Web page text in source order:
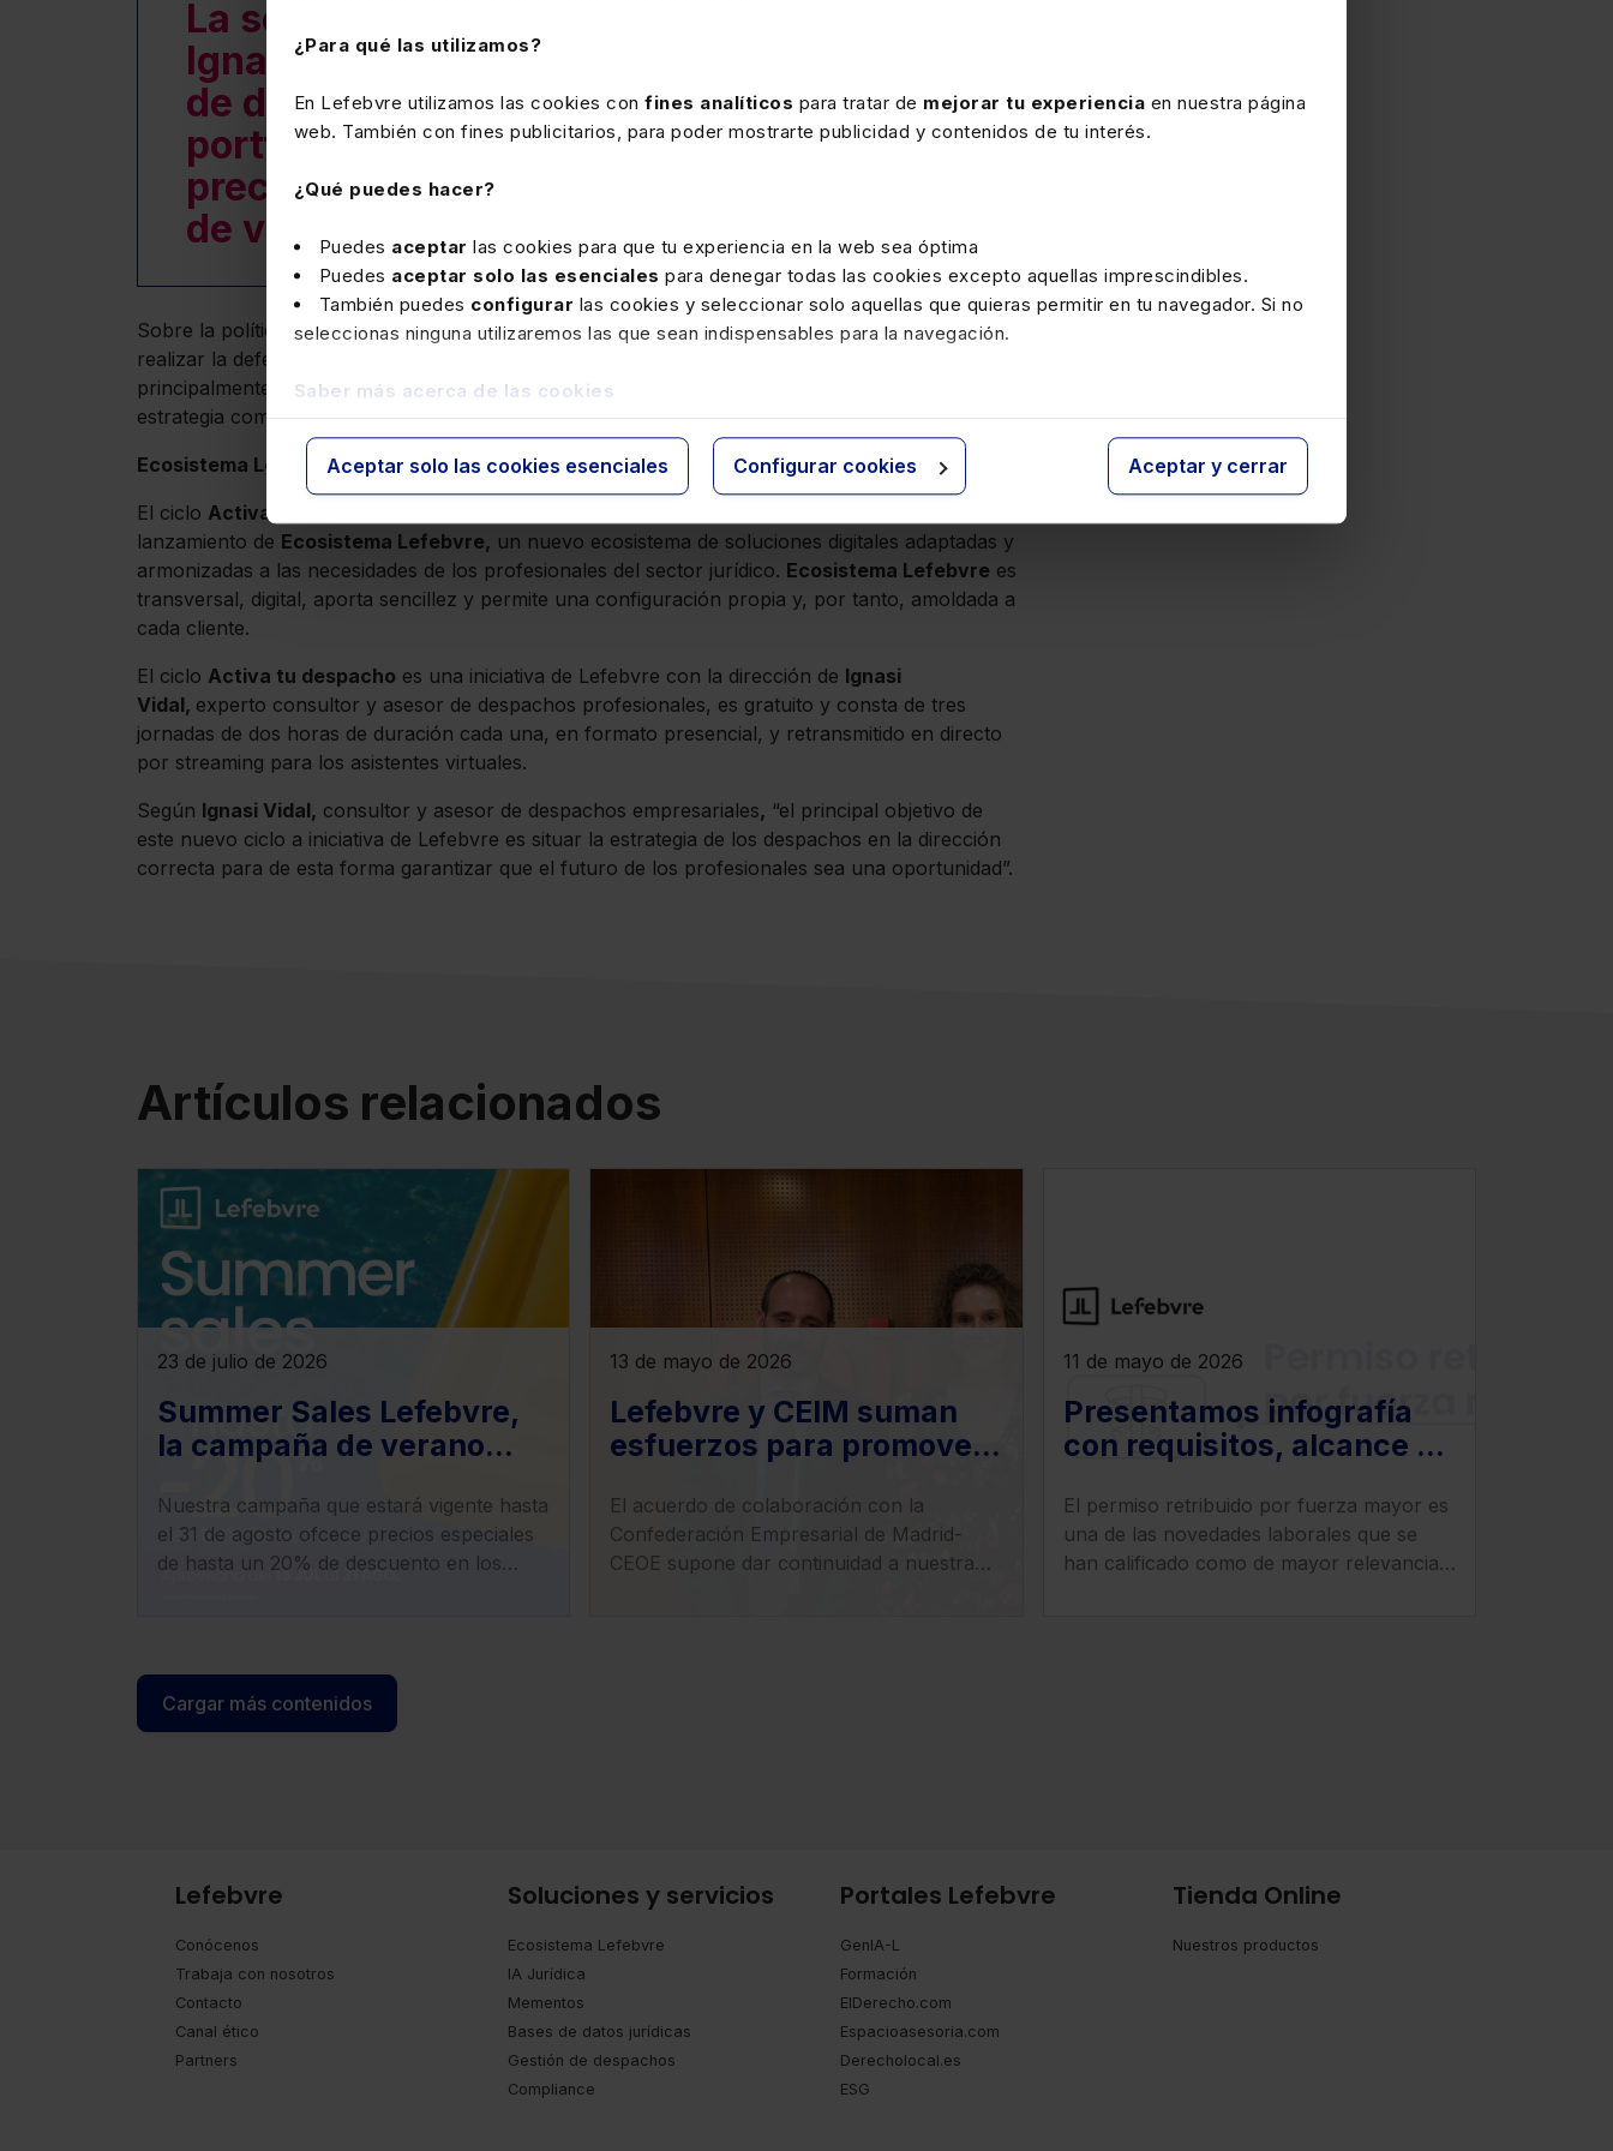
¿Para qué las utilizamos?
En Lefebvre utilizamos las cookies con fines analíticos para tratar de mejorar tu experiencia en nuestra página
web. También con fines publicitarios, para poder mostrarte publicidad y contenidos de tu interés.
¿Qué puedes hacer?
Puedes aceptar las cookies para que tu experiencia en la web sea óptima
Puedes aceptar solo las esenciales para denegar todas las cookies excepto aquellas imprescindibles.
También puedes configurar las cookies y seleccionar solo aquellas que quieras permitir en tu navegador. Si no
seleccionas ninguna utilizaremos las que sean indispensables para la navegación.
Saber más acerca de las cookies
Aceptar solo las cookies esenciales Configurar cookies Aceptar y cerrar
La segunda sesión del ciclo que dirige
Ignasi Vidal, experto consultor y asesor
de despachos profesionales se titula «El
portfolio de servicios y la política de
precios, nuevas dimensiones de creación
de valor en el Despacho».
Sobre la política de precios, los expertos explicarán las políticas de pricing, como se puede
realizar la defensa comercial de cuotas, como son los atributos de adquisición de servicios y
principalmente, las claves para desarrollar políticas de pricing como parte fundamental de la
estrategia comercial de una empresa.
Ecosistema Lefebvre
El ciclo Activa tu despacho
lanzamiento de Ecosistema Lefebvre, un nuevo ecosistema de soluciones digitales adaptadas y
armonizadas a las necesidades de los profesionales del sector jurídico. Ecosistema Lefebvre es
transversal, digital, aporta sencillez y permite una configuración propia y, por tanto, amoldada a
cada cliente.
El ciclo Activa tu despacho es una iniciativa de Lefebvre con la dirección de Ignasi
Vidal, experto consultor y asesor de despachos profesionales, es gratuito y consta de tres
jornadas de dos horas de duración cada una, en formato presencial, y retransmitido en directo
por streaming para los asistentes virtuales.
Según Ignasi Vidal, consultor y asesor de despachos empresariales, “el principal objetivo de
este nuevo ciclo a iniciativa de Lefebvre es situar la estrategia de los despachos en la dirección
correcta para de esta forma garantizar que el futuro de los profesionales sea una oportunidad”.
Artículos relacionados
23 de julio de 2026
Summer Sales Lefebvre,
la campaña de verano
electrónicos
Nuestra campaña que estará vigente hasta
el 31 de agosto ofcece precios especiales
de hasta un 20% de descuento en los
13 de mayo de 2026
Lefebvre y CEIM suman
esfuerzos para promover
investigación y la
innovación tecnológica en
las empresas
El acuerdo de colaboración con la
Confederación Empresarial de Madrid-
CEOE supone dar continuidad a nuestra
11 de mayo de 2026
Presentamos infografía
con requisitos, alcance y
incumplimiento del
permiso retribuido por
fuerza mayor
El permiso retribuido por fuerza mayor es
una de las novedades laborales que se
han calificado como de mayor relevancia
Cargar más contenidos
Lefebvre
Conócenos
Trabaja con nosotros
Contacto
Canal ético
Partners
Soluciones y servicios
Ecosistema Lefebvre
IA Jurídica
Mementos
Bases de datos jurídicas
Gestión de despachos
Compliance
Portales Lefebvre
GenIA-L
Formación
ElDerecho.com
Espacioasesoria.com
Derecholocal.es
ESG
Tienda Online
Nuestros productos